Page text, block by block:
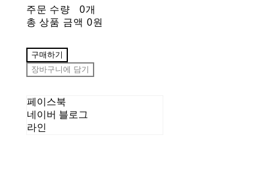
주문 수량
0개
총 상품 금액 0원
구매하기
장바구니에 담기
페이스북
네이버 블로그
라인